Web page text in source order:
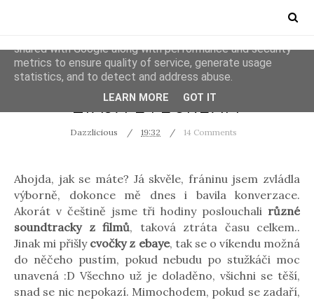
COSMETICS PÉČE O PLEŤ
ZIAJA EYECREAM
Dazzlicious 19:32 14 Comments
Ahojda, jak se máte? Já skvěle, fráninu jsem zvládla
výborně, dokonce mě dnes i bavila konverzace.
Akorát v češtině jsme tři hodiny poslouchali různé
soundtracky z filmů, taková ztráta času celkem..
Jinak mi přišly cvočky z ebaye, tak se o víkendu možná
do něčeho pustím, pokud nebudu po stužkáči moc
unavená :D Všechno už je doladěno, všichni se těší,
snad se nic nepokazí. Mimochodem, pokud se zadaří,
This site uses cookies from Google to deliver its services
shared with Google along with performance and security
metrics to ensure quality of service, generate usage
statistics, and to detect and address abuse.
LEARN MORE GOT IT